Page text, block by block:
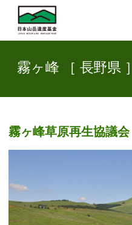
霧ヶ峰 ［ 長野県 ］
霧ヶ峰草原再生協議会